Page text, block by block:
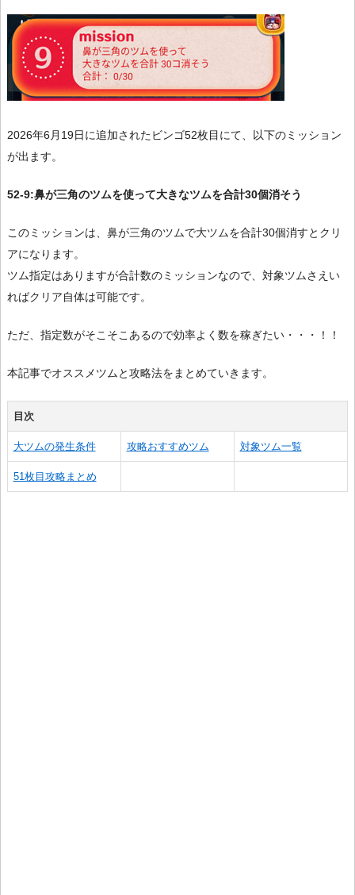
2026年6月19日に追加されたビンゴ52枚目にて、以下のミッション
が出ます。
52-9:鼻が三角のツムを使って大きなツムを合計30個消そう
このミッションは、鼻が三角のツムで大ツムを合計30個消すとクリ
アになります。
ツム指定はありますが合計数のミッションなので、対象ツムさえい
ればクリア自体は可能です。
ただ、指定数がそこそこあるので効率よく数を稼ぎたい・・・！！
本記事でオススメツムと攻略法をまとめていきます。
目次
大ツムの発生条件 攻略おすすめツム 対象ツム一覧
51枚目攻略まとめ